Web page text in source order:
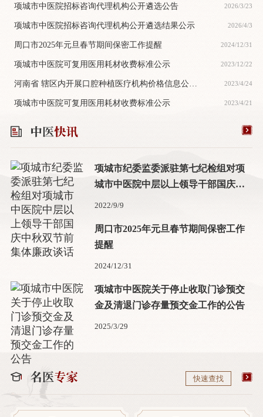
项城市中医院招标咨询代理机构公开遴选公告 2026/3/23
项城市中医院招标咨询代理机构公开遴选结果公示 2026/4/3
周口市2025年元旦春节期间保密工作提醒 2024/12/31
项城市中医院可复用医用耗材收费标准公示 2023/12/22
河南省 辖区内开展口腔种植医疗机构价格信息公
2023/4/24
项城市中医院可复用医用耗材收费标准公示 2023/4/21
项城市纪委监委派驻第七纪检组对项
城市中医院中层以上领导干部国庆中
2022/9/9
周口市2025年元旦春节期间保密工作
提醒
2024/12/31
项城市中医院关于停止收取门诊预交
金及清退门诊存量预交金工作的公告
2025/3/29
快速查找